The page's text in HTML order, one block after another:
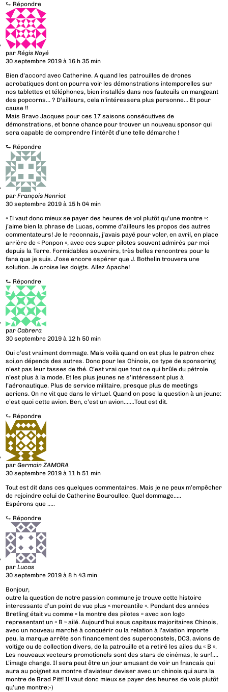
⮑ Répondre
parRégis Noyé
30 septembre 2019 à 16 h 35 min
Bien d’accord avec Catherine. A quand les patrouilles de drones
acrobatiques dont on pourra voir les démonstrations intemporelles sur
nos tablettes et téléphones, bien installés dans nos fauteuils en mangeant
des popcorns… ? D’ailleurs, cela n’intéressera plus personne… Et pour
cause !!
Mais Bravo Jacques pour ces 17 saisons consécutives de
démonstrations, et bonne chance pour trouver un nouveau sponsor qui
sera capable de comprendre l’intérêt d’une telle démarche !
⮑ Répondre
parFrançois Henriot
30 septembre 2019 à 15 h 04 min
« Il vaut donc mieux se payer des heures de vol plutôt qu’une montre »:
j’aime bien la phrase de Lucas, comme d’ailleurs les propos des autres
commentateurs! Je le reconnais, j’avais payé pour voler, en avril, en place
arrière de « Ponpon », avec ces super pilotes souvent admirés par moi
depuis la Terre. Formidables souvenirs, très belles rencontres pour le
fana que je suis. J’ose encore espérer que J. Bothelin trouvera une
solution. Je croise les doigts. Allez Apache!
⮑ Répondre
parCabrera
30 septembre 2019 à 12 h 50 min
Oui c’est vraiment dommage. Mais voilà quand on est plus le patron chez
soi,on dépends des autres. Donc pour les Chinois, ce type de sponsoring
n’est pas leur tasses de thé. C’est vrai que tout ce qui brûle du pétrole
n’est plus à la mode. Et les plus jeunes ne s’intéressent plus à
l’aéronautique. Plus de service militaire, presque plus de meetings
aeriens. On ne vit que dans le virtuel. Quand on pose la question à un jeune:
c’est quoi cette avion. Ben, c’est un avion…….Tout est dit.
⮑ Répondre
parGermain ZAMORA
30 septembre 2019 à 11 h 51 min
Tout est dit dans ces quelques commentaires. Mais je ne peux m’empêcher
de rejoindre celui de Catherine Bouroullec. Quel dommage…..
Espérons que …..
⮑ Répondre
parLucas
30 septembre 2019 à 8 h 43 min
Bonjour,
outre la question de notre passion commune je trouve cette histoire
interessante d’un point de vue plus « mercantile ». Pendant des années
Bretling était vu comme « la montre des pilotes » avec son logo
representant un « B » ailé. Aujourd’hui sous capitaux majoritaires Chinois,
avec un nouveau marché à conquérir ou la relation à l’aviation importe
peu, la marque arrête son financement des superconstels, DC3, avions de
voltige ou de collection divers, de la patrouille et a retiré les ailes du « B ».
Les nouveaux vecteurs promotionels sont des stars de cinémas, le surf….
L’image change. Il sera peut être un jour amusant de voir un francais qui
aura au poignet sa montre d’aviateur deviser avec un chinois qui aura la
montre de Brad Pitt! Il vaut donc mieux se payer des heures de vols plutôt
qu’une montre;-)